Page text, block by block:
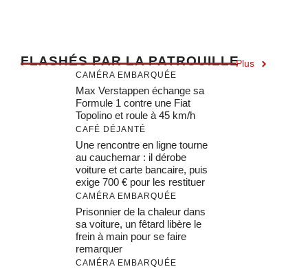
FLASHÉS PAR LA PATROUILLEPlus
CAMÉRA EMBARQUÉE
Max Verstappen échange sa
Formule 1 contre une Fiat
Topolino et roule à 45 km/h
CAFÉ DÉJANTÉ
Une rencontre en ligne tourne
au cauchemar : il dérobe
voiture et carte bancaire, puis
exige 700 € pour les restituer
CAMÉRA EMBARQUÉE
Prisonnier de la chaleur dans
sa voiture, un fêtard libère le
frein à main pour se faire
remarquer
CAMÉRA EMBARQUÉE